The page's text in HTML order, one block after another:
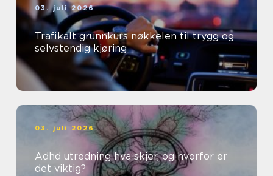
03. juli 2026
Trafikalt grunnkurs nøkkelen til trygg og
selvstendig kjøring
03. juli 2026
Adhd utredning hva skjer, og hvorfor er
det viktig?